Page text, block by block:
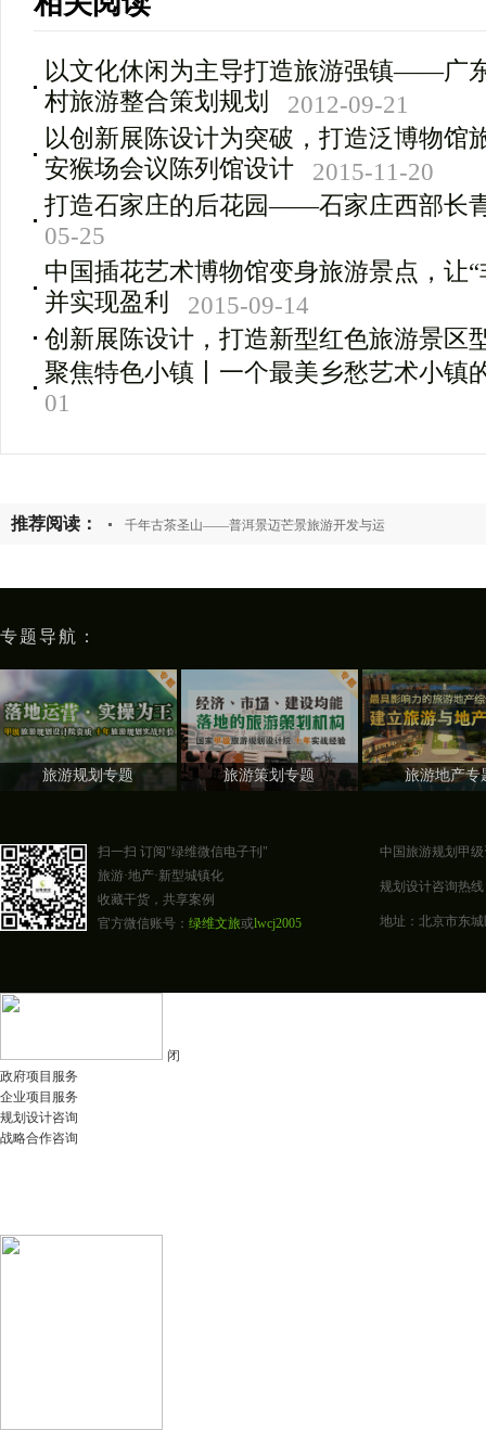
以文化休闲为主导打造旅游强镇——广
村旅游整合策划规划
2012-09-21
以创新展陈设计为突破，打造泛博物
安猴场会议陈列馆设计
2015-11-20
打造石家庄的后花园——石家庄西部长
05-25
中国插花艺术博物馆变身旅游景点，让
并实现盈利
2015-09-14
创新展陈设计，打造新型红色旅游景区
聚焦特色小镇丨一个最美乡愁艺术小镇
01
推荐阅读： 千年古茶圣山——普洱景迈芒景旅游开发与运
专题导航：
旅游规划专题 旅游策划专题 旅游地产专
扫一扫 订阅"绿维微信电子刊"
旅游·地产·新型城镇化
收藏干货，共享案例
官方微信账号： 绿维文旅或lwcj2005
中国旅游规划甲
规划设计咨询热线
地址：北京市东城
闭
政府项目服务
企业项目服务
规划设计咨询
战略合作咨询